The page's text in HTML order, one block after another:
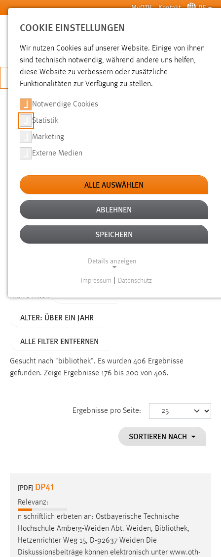
Zum Hauptinhalt springen MyOTH Kontakt DE
SUCHE
JETZT BEWERBEN
SUCHE
FILTER
Typ
Erstellungsdatum
Alter
Aktive Filter:
ALTER: ÜBER EIN JAHR
ALLE FILTER ENTFERNEN
Gesucht nach "bibliothek". Es wurden 406 Ergebnisse
gefunden. Zeige Ergebnisse 176 bis 200 von 406.
Ergebnisse pro Seite:
SORTIEREN NACH
[PDF] DP41
Relevanz:
n schriftlich erbeten an: Ostbayerische Technische
Hochschule Amberg-Weiden Abt. Weiden, Bibliothek,
Hetzenrichter Weg 15, D-92637 Weiden Die
Diskussionsbeiträge können elektronisch unter www.oth-
COOKIE EINSTELLUNGEN
Wir nutzen Cookies auf unserer Website. Einige von ihnen
sind technisch notwendig, während andere uns helfen,
diese Website zu verbessern oder zusätzliche
Funktionalitäten zur Verfügung zu stellen.
Notwendige Cookies
Statistik
Marketing
Externe Medien
ALLE AUSWÄHLEN
ABLEHNEN
SPEICHERN
Details anzeigen
Funktionen und sind für die einwandfreie Funktion der
Name:
Dieser Cookie speichert die ausgewählten Einverständnis-
Performance
Name:
staticfilecache
Zweck:
Für performante Seitenauslieferung wird in diesem Cookie
gespeichert, ob man eingeloggt ist.
Impressum Datenschutz